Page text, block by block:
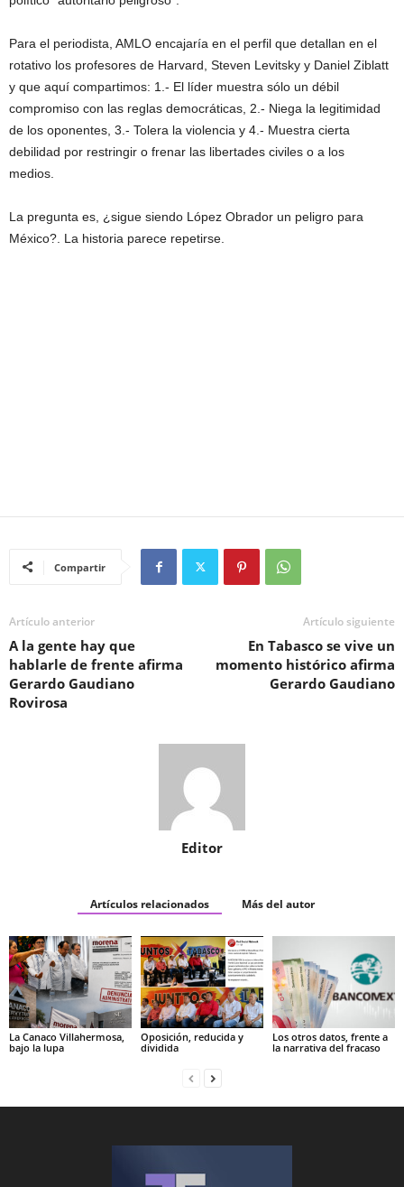
Para el periodista, AMLO encajaría en el perfil que detallan en el
rotativo los profesores de Harvard, Steven Levitsky y Daniel Ziblatt
y que aquí compartimos: 1.- El líder muestra sólo un débil
compromiso con las reglas democráticas, 2.- Niega la legitimidad
de los oponentes, 3.- Tolera la violencia y 4.- Muestra cierta
debilidad por restringir o frenar las libertades civiles o a los
medios.
La pregunta es, ¿sigue siendo López Obrador un peligro para
México?. La historia parece repetirse.
Compartir
Artículo anterior
A la gente hay que
hablarle de frente afirma
Gerardo Gaudiano
Rovirosa
Artículo siguiente
En Tabasco se vive un
momento histórico afirma
Gerardo Gaudiano
Editor
Artículos relacionados Más del autor
La Canaco Villahermosa,
bajo la lupa
Oposición, reducida y
dividida
Los otros datos, frente a
la narrativa del fracaso